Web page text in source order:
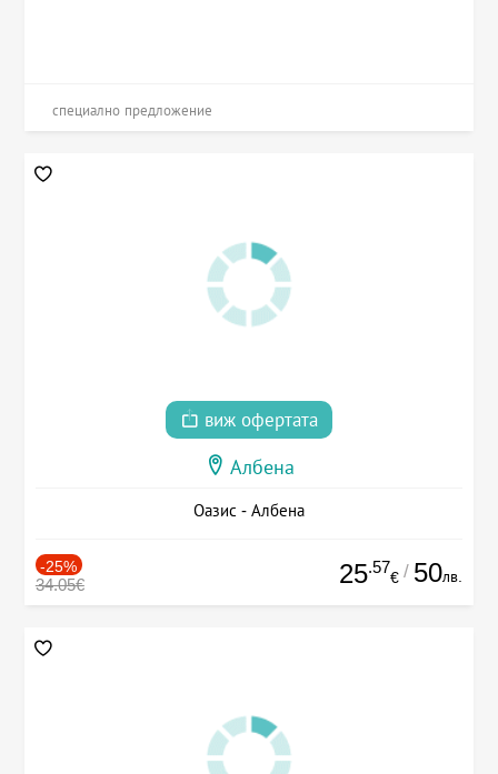
специално предложение
виж офертата
Албена
Оазис - Албена
-25%
34.05€ 25.57
€ / 50лв.